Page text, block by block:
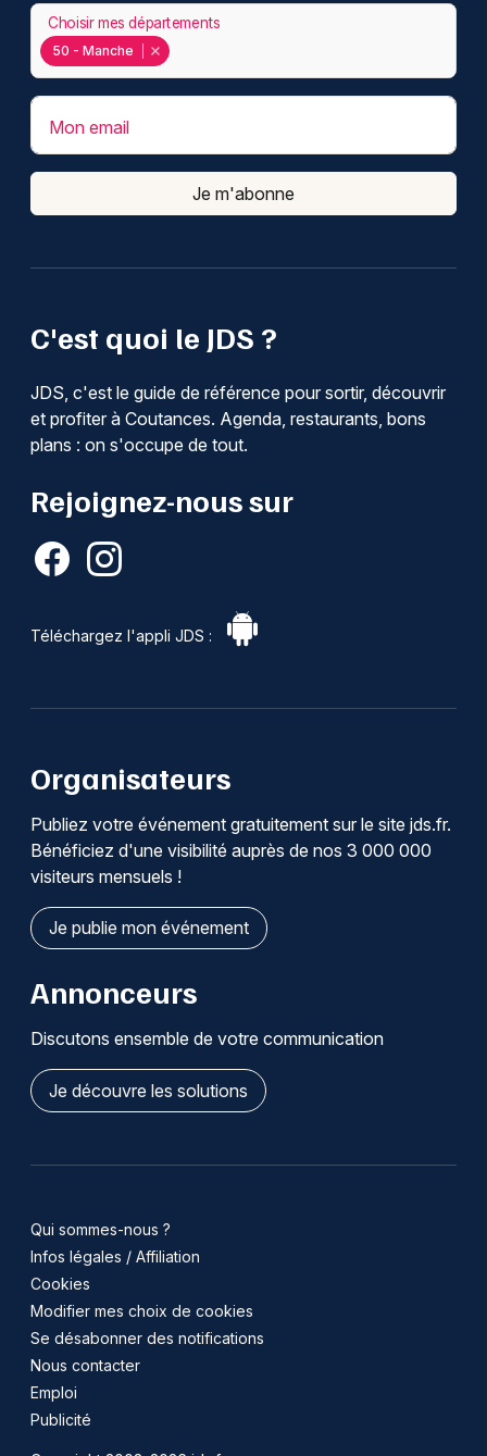
C'est quoi le JDS ?
JDS, c'est le guide de référence pour sortir, découvrir
et profiter à Coutances. Agenda, restaurants, bons
plans : on s'occupe de tout.
Rejoignez-nous sur
Téléchargez l'appli JDS :
50 - Manche
Choisir mes départements
Mon email
Je m'abonne
Organisateurs
Publiez votre événement gratuitement sur le site jds.fr.
Bénéficiez d'une visibilité auprès de nos 3 000 000
visiteurs mensuels !
Je publie mon événement
Annonceurs
Discutons ensemble de votre communication
Je découvre les solutions
Qui sommes-nous ?
Infos légales / Affiliation
Cookies
Modifier mes choix de cookies
Se désabonner des notifications
Nous contacter
Emploi
Publicité